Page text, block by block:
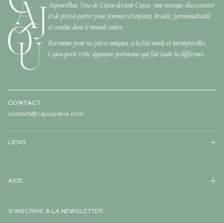
Aujourd'hui, Noa de Cajou devient Cajou : une marque d'accessoires
et de prêt-à-porter pour femmes et enfants, brodée, personnalisable
et vendue dans le monde entier.
Reconnue pour ses pièces uniques, à la fois mode et intemporelles,
Cajou porte cette signature parisienne qui fait toute la différence.
CONTACT
contact@cajouparis.com
LIENS
AIDE
S'INSCRIRE À LA NEWSLETTER